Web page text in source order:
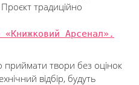
традиційно
«Книжковий Арсенал».
твори без оцінок
відбір, будуть